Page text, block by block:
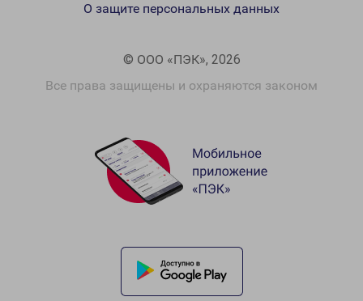
© ООО «ПЭК», 2026
Все права защищены и охраняются законом
О защите персональных данных